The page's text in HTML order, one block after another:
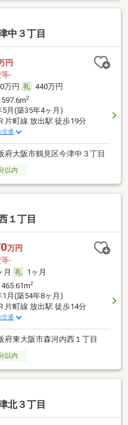
中３丁目
円
-
万円
440万円
2
5月(築35年4ヶ月)
片町線 放出駅 徒歩19分
交通
府大阪市鶴見区今津中３丁目
以内
１丁目
万円
-
月
1ヶ月
2
1月(築54年8ヶ月)
片町線 放出駅 徒歩14分
交通
府東大阪市森河内西１丁目
以内
北３丁目